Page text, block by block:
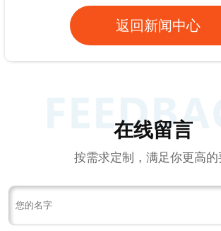
返回新闻中心
在线留言
按需求定制，满足你更高的